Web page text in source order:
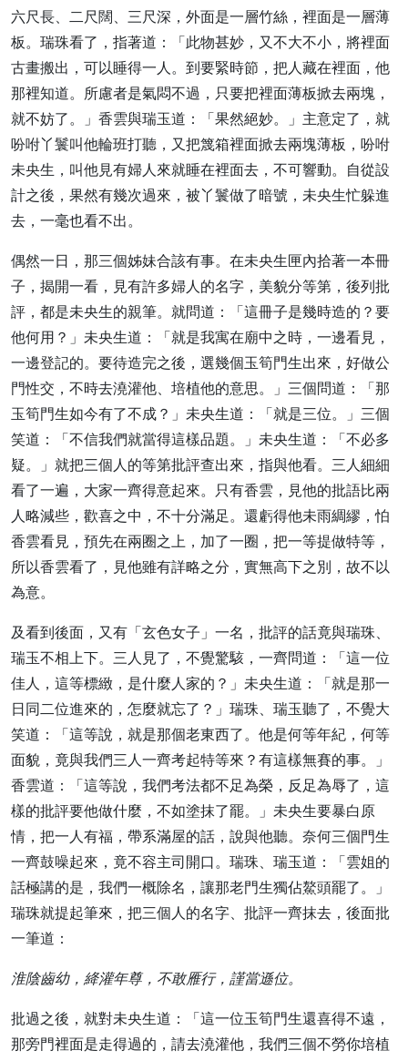
六尺長、二尺闊、三尺深，外面是一層竹絲，裡面是一層薄
板。瑞珠看了，指著道：「此物甚妙，又不大不小，將裡面
古畫搬出，可以睡得一人。到要緊時節，把人藏在裡面，他
那裡知道。所慮者是氣悶不過，只要把裡面薄板掀去兩塊，
就不妨了。」香雲與瑞玉道：「果然絕妙。」主意定了，就
吩咐丫鬟叫他輪班打聽，又把篾箱裡面掀去兩塊薄板，吩咐
未央生，叫他見有婦人來就睡在裡面去，不可響動。自從設
計之後，果然有幾次過來，被丫鬟做了暗號，未央生忙躲進
去，一毫也看不出。
偶然一日，那三個姊妹合該有事。在未央生匣內拾著一本冊
子，揭開一看，見有許多婦人的名字，美貌分等第，後列批
評，都是未央生的親筆。就問道：「這冊子是幾時造的？要
他何用？」未央生道：「就是我寓在廟中之時，一邊看見，
一邊登記的。要待造完之後，選幾個玉筍門生出來，好做公
門性交，不時去澆灌他、培植他的意思。」三個問道：「那
玉筍門生如今有了不成？」未央生道：「就是三位。」三個
笑道：「不信我們就當得這樣品題。」未央生道：「不必多
疑。」就把三個人的等第批評查出來，指與他看。三人細細
看了一遍，大家一齊得意起來。只有香雲，見他的批語比兩
人略減些，歡喜之中，不十分滿足。還虧得他未雨綢繆，怕
香雲看見，預先在兩圈之上，加了一圈，把一等提做特等，
所以香雲看了，見他雖有詳略之分，實無高下之別，故不以
為意。
及看到後面，又有「玄色女子」一名，批評的話竟與瑞珠、
瑞玉不相上下。三人見了，不覺驚駭，一齊問道：「這一位
佳人，這等標緻，是什麼人家的？」未央生道：「就是那一
日同二位進來的，怎麼就忘了？」瑞珠、瑞玉聽了，不覺大
笑道：「這等說，就是那個老東西了。他是何等年紀，何等
面貌，竟與我們三人一齊考起特等來？有這樣無賽的事。」
香雲道：「這等說，我們考法都不足為榮，反足為辱了，這
樣的批評要他做什麼，不如塗抹了罷。」未央生要暴白原
情，把一人有福，帶系滿屋的話，說與他聽。奈何三個門生
一齊鼓噪起來，竟不容主司開口。瑞珠、瑞玉道：「雲姐的
話極講的是，我們一概除名，讓那老門生獨佔鰲頭罷了。」
瑞珠就提起筆來，把三個人的名字、批評一齊抹去，後面批
一筆道：
淮陰齒幼，絳灌年尊，不敢雁行，謹當遜位。
批過之後，就對未央生道：「這一位玉筍門生還喜得不遠，
那旁門裡面是走得過的，請去澆灌他，我們三個不勞你培植